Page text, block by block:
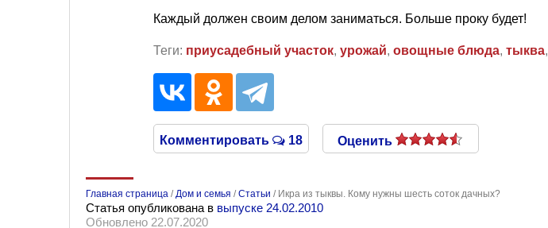
Каждый должен своим делом заниматься. Больше проку будет!
Теги: приусадебный участок, урожай, овощные блюда, тыква,
Комментировать 18 Оценить
Главная страница / Дом и семья /Статьи / Икра из тыквы. Кому нужны шесть соток дачных?
Статья опубликована в выпуске 24.02.2010
Обновлено 22.07.2020